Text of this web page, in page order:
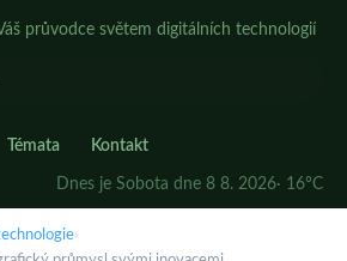
průvodce světem digitálních technologií
Témata Kontakt
Dnes je Sobota dne 8 8. 2026· 16°C
›